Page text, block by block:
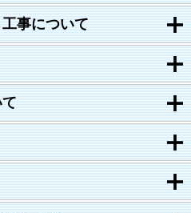
事について